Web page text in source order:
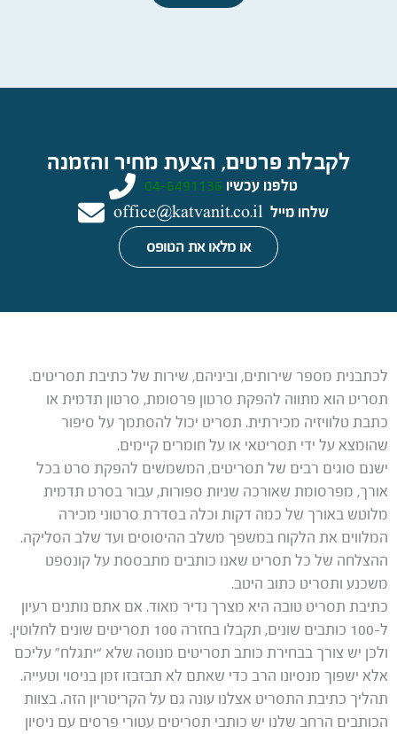
לקבלת פרטים, הצעת מחיר והזמנה
טלפנו עכשיו 04-6491136
שלחו מייל office@katvanit.co.il
או מלאו את הטופס
לכתבנית מספר שירותים, וביניהם, שירות של כתיבת תסריטים.
תסריט הוא מתווה להפקת סרטון פרסומת, סרטון תדמית או
כתבת טלוויזיה מכירתית. תסריט יכול להסתמך על סיפור
שהומצא על ידי תסריטאי או על חומרים קיימים.
ישנם סוגים רבים של תסריטים, המשמשים להפקת סרט בכל
אורך, מפרסומת שאורכה שניות ספורות, עבור בסרט תדמית
מלוטש באורך של כמה דקות וכלה בסדרת סרטוני מכירה
המלווים את הלקוח במשפך משלב ההיסוסים ועד שלב הסליקה.
ההצלחה של כל תסריט שאנו כותבים מתבססת על קונספט
משכנע ותסריט כתוב היטב.
כתיבת תסריט טובה היא מצרך נדיר מאוד. אם אתם נותנים רעיון
ל-100 כותבים שונים, תקבלו בחזרה 100 תסריטים שונים לחלוטין.
ולכן יש צורך בבחירת כותב תסריטים מנוסה שלא “יתגלח” עליכם
אלא ישפוך מנסיונו הרב כדי שאתם לא תבזבזו זמן בניסוי וטעייה.
תהליך כתיבת התסריט אצלנו עונה גם על הקריטריון הזה. בצוות
הכותבים הרחב שלנו יש כותבי תסריטים עטורי פרסים עם ניסיון